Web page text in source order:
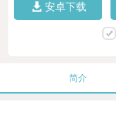
安卓下载
简介